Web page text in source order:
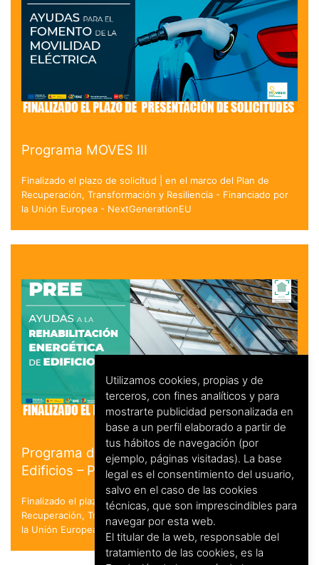
Programa MOVES III
Finalizado el plazo de solicitud | en el marco del Plan de
Recuperación, Transformación y Resiliencia - Financiado por
la Unión Europea - NextGenerationEU
Programa de Rehabilitación Energética de
Edificios – PREE
Finalizado el plazo de solicitud. en el marco del Plan de
Recuperación, Transformación y Resiliencia - Financiado por
la Unión Europea - NextGenerationEU
Utilizamos cookies, propias y de
terceros, con fines analíticos y para
mostrarte publicidad personalizada en
base a un perfil elaborado a partir de
tus hábitos de navegación (por
ejemplo, páginas visitadas). La base
legal es el consentimiento del usuario,
salvo en el caso de las cookies
técnicas, que son imprescindibles para
navegar por esta web.
El titular de la web, responsable del
tratamiento de las cookies, es la